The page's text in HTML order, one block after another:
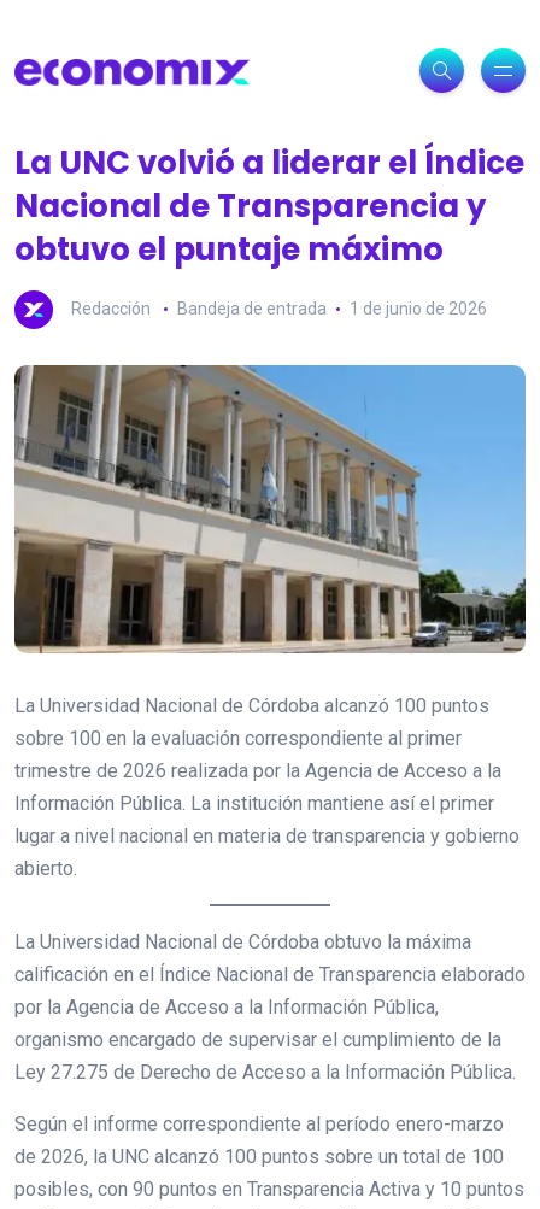
La UNC volvió a liderar el Índice
Nacional de Transparencia y
obtuvo el puntaje máximo
Redacción Bandeja de entrada 1 de junio de 2026
La Universidad Nacional de Córdoba alcanzó 100 puntos
sobre 100 en la evaluación correspondiente al primer
trimestre de 2026 realizada por la Agencia de Acceso a la
Información Pública. La institución mantiene así el primer
lugar a nivel nacional en materia de transparencia y gobierno
abierto.
La Universidad Nacional de Córdoba obtuvo la máxima
calificación en el Índice Nacional de Transparencia elaborado
por la Agencia de Acceso a la Información Pública,
organismo encargado de supervisar el cumplimiento de la
Ley 27.275 de Derecho de Acceso a la Información Pública.
Según el informe correspondiente al período enero-marzo
de 2026, la UNC alcanzó 100 puntos sobre un total de 100
posibles, con 90 puntos en Transparencia Activa y 10 puntos